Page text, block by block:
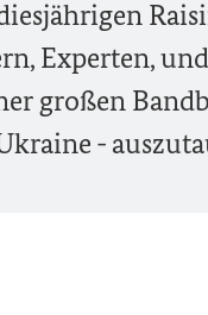
Experten,
großen
-